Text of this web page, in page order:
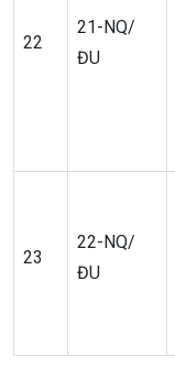
22
21-NQ/
ĐU
23
22-NQ/
ĐU